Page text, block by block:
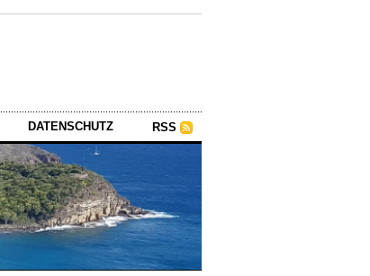
DATENSCHUTZ RSS